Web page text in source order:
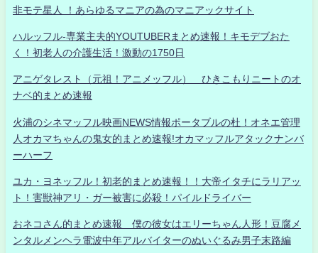
非モテ星人 ！あらゆるマニアの為のマニアックサイト
ハルッフル-専業主夫的YOUTUBERまとめ速報！キモデブおた
く！初老人の介護生活！激動の1750日
アニゲタレスト（元祖！アニメッフル） ひきこもりニートのオ
ナベ的まとめ速報
火浦のシネマッフル映画NEWS情報ポータブルの杜！オネエ管理
人オカマちゃんの鬼女的まとめ速報!オカマッフルアタックナンバ
ーハーフ
ユカ・ヨネッフル！初老的まとめ速報！！大帝イタチにラリアッ
ト！害獣神アリ・ガー被害に必殺！パイルドライバー
おネコさん的まとめ速報 僕の彼女はエリーちゃん人形！豆腐メ
ンタルメンヘラ電波中年アルバイターのぬいぐるみ男子末路編